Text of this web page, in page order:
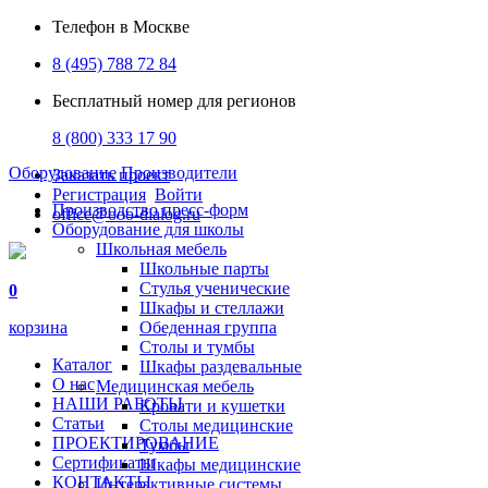
Телефон в Москве
8 (495) 788 72 84
Бесплатный номер для регионов
8 (800) 333 17 90
Заказать проект
Регистрация Войти
office@ooo-dialog.ru
0
корзина
Каталог
О нас
НАШИ РАБОТЫ
Статьи
ПРОЕКТИРОВАНИЕ
Сертификаты
КОНТАКТЫ
Оборудование Производители
Производство пресс-форм
Оборудование для школы
Школьная мебель
Школьные парты
Стулья ученические
Шкафы и стеллажи
Обеденная группа
Столы и тумбы
Шкафы раздевальные
Медицинская мебель
Кровати и кушетки
Столы медицинские
Тумбы
Шкафы медицинские
Интерактивные системы